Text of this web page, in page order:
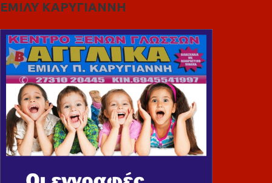
ΕΜΙΛΥ ΚΑΡΥΓΙΑΝΝΗ